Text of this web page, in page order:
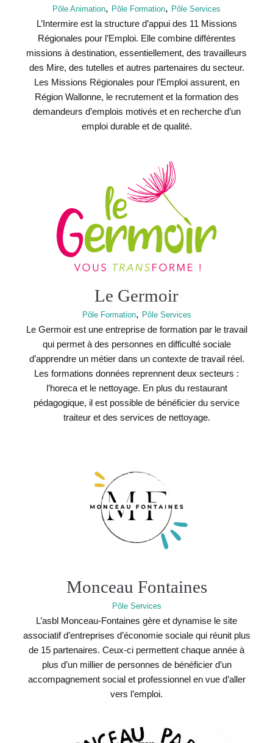
Pôle Animation, Pôle Formation, Pôle Services
L’Intermire est la structure d’appui des 11 Missions
Régionales pour l’Emploi. Elle combine différentes
missions à destination, essentiellement, des travailleurs
des Mire, des tutelles et autres partenaires du secteur.
Les Missions Régionales pour l’Emploi assurent, en
Région Wallonne, le recrutement et la formation des
demandeurs d’emplois motivés et en recherche d’un
emploi durable et de qualité.
Le Germoir
Pôle Formation, Pôle Services
Le Germoir est une entreprise de formation par le travail
qui permet à des personnes en difficulté sociale
d’apprendre un métier dans un contexte de travail réel.
Les formations données reprennent deux secteurs :
l’horeca et le nettoyage. En plus du restaurant
pédagogique, il est possible de bénéficier du service
traiteur et des services de nettoyage.
Monceau Fontaines
Pôle Services
L’asbl Monceau-Fontaines gère et dynamise le site
associatif d’entreprises d’économie sociale qui réunit plus
de 15 partenaires. Ceux-ci permettent chaque année à
plus d’un millier de personnes de bénéficier d’un
accompagnement social et professionnel en vue d’aller
vers l’emploi.